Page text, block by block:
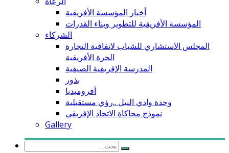
أخبار المؤسسة الأفريقية
المؤسسة الأفريقية للتطوير وبناء القدرات
الشركاء
المجلس الاستشاري للشباب لاتفاقية التجارة
الحرة الأفريقية
المدرسة الإفريقية الصيفية
بذور
أفروميديا
وحدة وادي النيل ..رؤي مستقبلية
نموذج محاكاة الاتحاد الإفريقي
Gallery